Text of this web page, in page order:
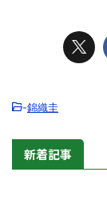
-錦織圭
新着記事